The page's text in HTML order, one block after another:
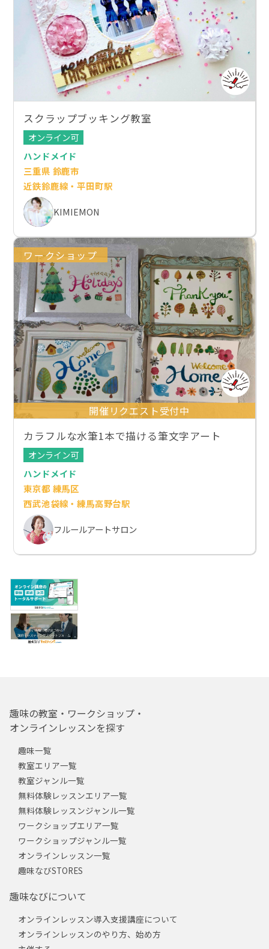
スクラップブッキング教室
オンライン可
ハンドメイド
三重県 鈴鹿市
近鉄鈴鹿線・平田町駅
KIMIEMON
ワークショップ
開催リクエスト受付中
カラフルな水筆1本で描ける筆文字アート
オンライン可
ハンドメイド
東京都 練馬区
西武池袋線・練馬高野台駅
フルールアートサロン
趣味の教室・ワークショップ・
オンラインレッスンを探す
趣味一覧
教室エリア一覧
教室ジャンル一覧
無料体験レッスンエリア一覧
無料体験レッスンジャンル一覧
ワークショップエリア一覧
ワークショップジャンル一覧
オンラインレッスン一覧
趣味なびSTORES
趣味なびについて
オンラインレッスン導入支援講座について
オンラインレッスンのやり方、始め方